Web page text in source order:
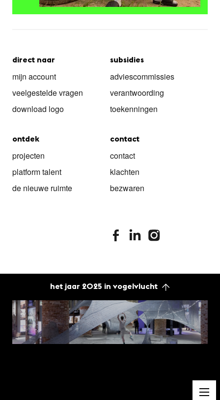
direct naar
mijn account
veelgestelde vragen
download logo
subsidies
adviescommissies
verantwoording
toekenningen
ontdek
projecten
platform talent
de nieuwe ruimte
contact
contact
klachten
bezwaren
stimuleringsfonds facebook
stimuleringsfonds linkedin
stimuleringsfonds
het jaar 2025 in vogelvlucht